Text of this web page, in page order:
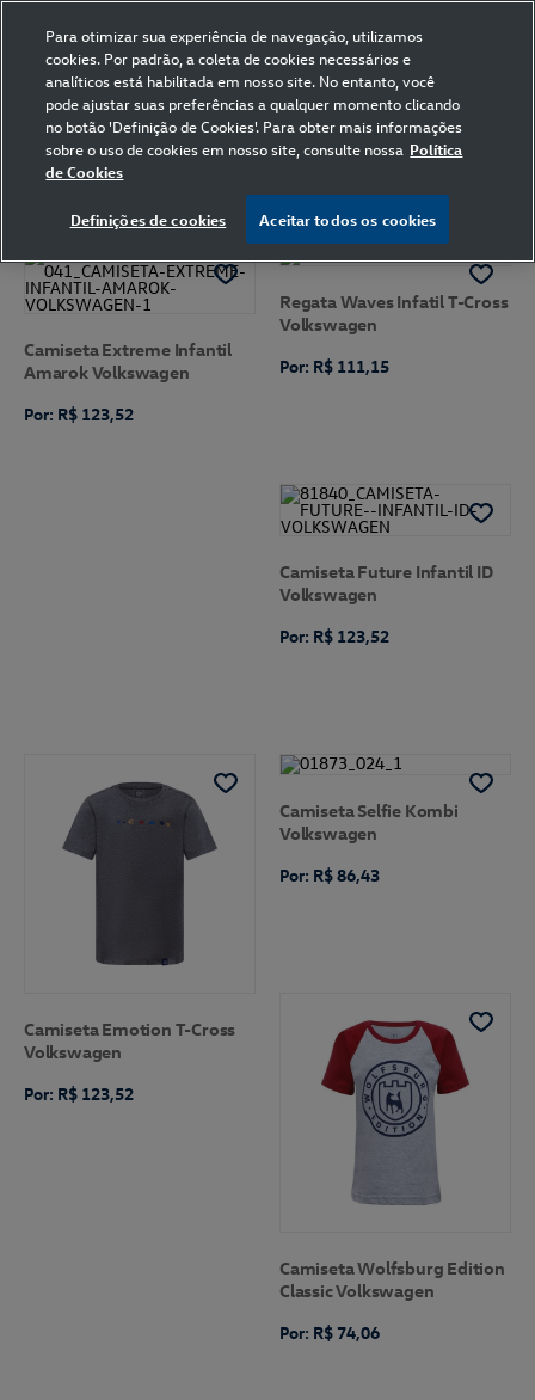
Home Volkswagen Vestuário Camiseta Volkswagen
6 anos
Ordenar por
Camiseta Extreme Infantil
Amarok Volkswagen
Por: R$ 123,52
Regata Waves Infatil T-Cross
Volkswagen
Por: R$ 111,15
Camiseta Future Infantil ID
Volkswagen
Por: R$ 123,52
Camiseta Emotion T-Cross
Volkswagen
Por: R$ 123,52
Camiseta Selfie Kombi
Volkswagen
Por: R$ 86,43
Camiseta Wolfsburg Edition
Classic Volkswagen
Por: R$ 74,06
Para otimizar sua experiência de navegação, utilizamos
cookies. Por padrão, a coleta de cookies necessários e
analíticos está habilitada em nosso site. No entanto, você
pode ajustar suas preferências a qualquer momento clicando
no botão 'Definição de Cookies'. Para obter mais informações
sobre o uso de cookies em nosso site, consulte nossa Política
de Cookies
Definições de cookies Aceitar todos os cookies